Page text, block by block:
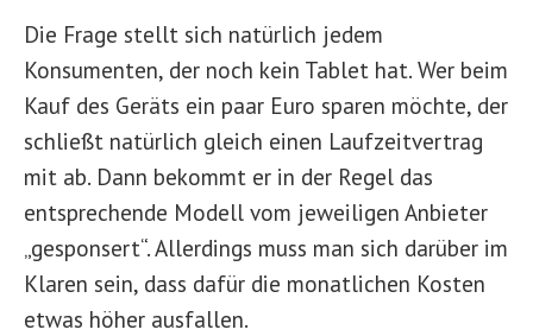
Die Frage stellt sich natürlich jedem
Konsumenten, der noch kein Tablet hat. Wer beim
Kauf des Geräts ein paar Euro sparen möchte, der
schließt natürlich gleich einen Laufzeitvertrag
mit ab. Dann bekommt er in der Regel das
entsprechende Modell vom jeweiligen Anbieter
„gesponsert“. Allerdings muss man sich darüber im
Klaren sein, dass dafür die monatlichen Kosten
etwas höher ausfallen.